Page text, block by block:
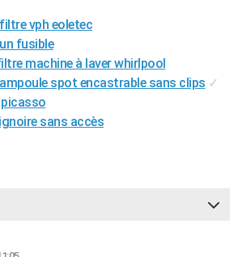
vph eoletec
fusible
machine à laver whirlpool
spot encastrable sans clips ✓
sans accès